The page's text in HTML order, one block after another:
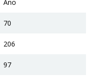
Áno
70
206
97